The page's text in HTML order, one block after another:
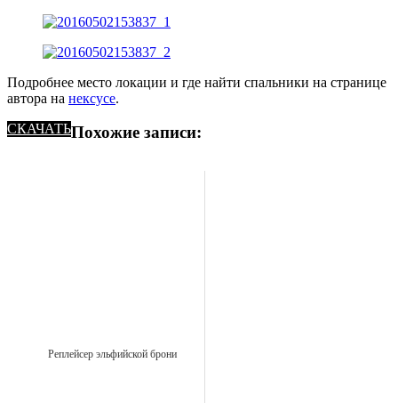
Подробнее место локации и где найти спальники на странице
автора на нексусе.
СКАЧАТЬПохожие записи:
Реплейсер эльфийской брони